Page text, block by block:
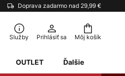
Doprava zadarmo nad 29,99 €
Môj košík
Služby Prihlásiť sa
OUTLET Ďalšie